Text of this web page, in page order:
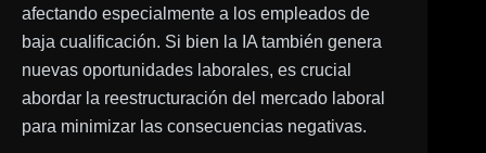
afectando especialmente a los empleados de
baja cualificación. Si bien la IA también genera
nuevas oportunidades laborales, es crucial
abordar la reestructuración del mercado laboral
para minimizar las consecuencias negativas.